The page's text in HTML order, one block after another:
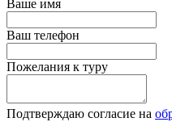
Ваше имя
Ваш телефон
Пожелания к туру
Подтверждаю согласие на